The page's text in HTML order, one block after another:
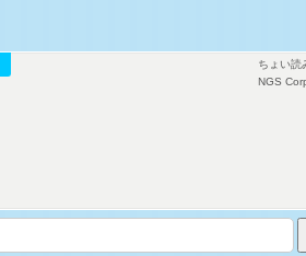
ちょい読
NGS